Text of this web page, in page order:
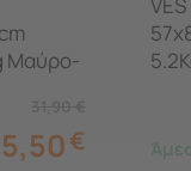
Μαύρο-
€